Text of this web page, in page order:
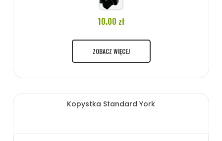
10.00 zł
ZOBACZ WIĘCEJ
Kopystka Standard York